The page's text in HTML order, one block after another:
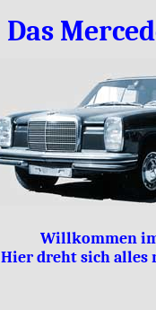
Das
Willkommen
Hier dreht sich alles